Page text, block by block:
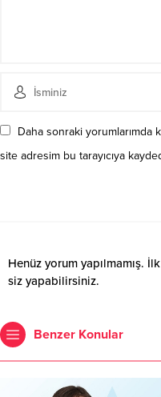
Daha sonraki yorumlarımda
site adresim bu tarayıcıya
Henüz yorum yapılmamış.
siz yapabilirsiniz.
Benzer Konular